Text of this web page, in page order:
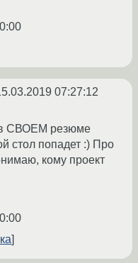
07:27:12
СВОЕМ резюме
стол попадет :) Про
кому проект